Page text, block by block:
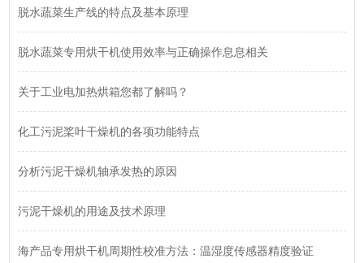
脱水蔬菜生产线的特点及基本原理
脱水蔬菜专用烘干机使用效率与正确操作息息相关
关于工业电加热烘箱您都了解吗？
化工污泥桨叶干燥机的各项功能特点
分析污泥干燥机轴承发热的原因
污泥干燥机的用途及技术原理
海产品专用烘干机周期性校准方法：温湿度传感器精度验证